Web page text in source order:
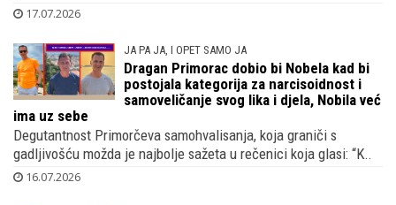
17.07.2026
JA PA JA, I OPET SAMO JA
Dragan Primorac dobio bi Nobela kad bi
postojala kategorija za narcisoidnost i
samoveličanje svog lika i djela, Nobila već
ima uz sebe
Degutantnost Primorčeva samohvalisanja, koja graniči s
gadljivošću možda je najbolje sažeta u rečenici koja glasi: “K..
16.07.2026